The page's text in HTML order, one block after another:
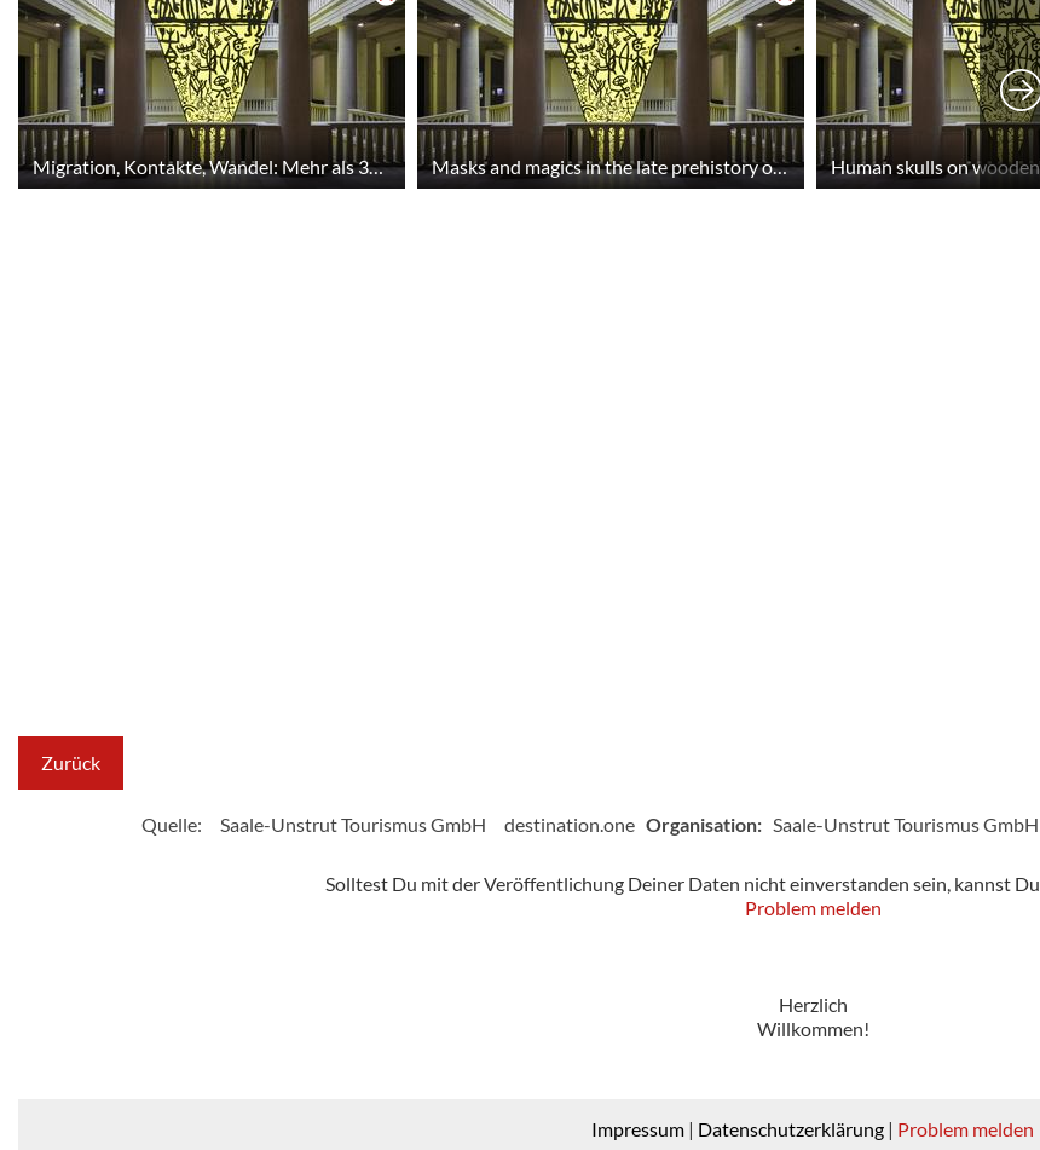
Migration, Kontakte, Wandel: Mehr als 3500 Jahre gemeinsame Geschichte von Jäger-Sammler-Fischern, Ackerbauern und Viehzüchtern. Masks and magics in the late prehistory of the southern Levant.
Zurück
Quelle: Saale-Unstrut Tourismus GmbH destination.one Organisation: Saale-Unstrut Tourismus GmbH
Solltest Du mit der Veröffentlichung Deiner Daten nicht einverstanden sein, kannst Du
Problem melden
Herzlich
Willkommen!
Impressum | Datenschutzerklärung | Problem melden